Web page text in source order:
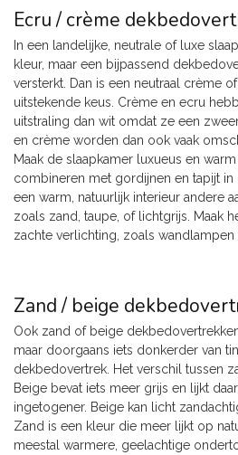
Ecru / crème
In een landelijke, neutrale of luxe
kleur, maar een bijpassend
versterkt. Dan is een neutraal crème
uitstekende keus. Crème en ecru
uitstraling dan wit omdat ze een
en crème worden dan ook vaak
Maak de slaapkamer luxueus en
combineren met gordijnen en tapijt
een warm, natuurlijk interieur andere
zoals zand, taupe, of lichtgrijs. Maak
zachte verlichting, zoals wandlampen
Zand / beige
Ook zand of beige
maar doorgaans iets donkerder van
dekbedovertrek. Het verschil tussen
Beige bevat iets meer grijs en lijkt
ingetogener. Beige kan licht
Zand is een kleur die meer lijkt op
meestal warmere, geelachtige